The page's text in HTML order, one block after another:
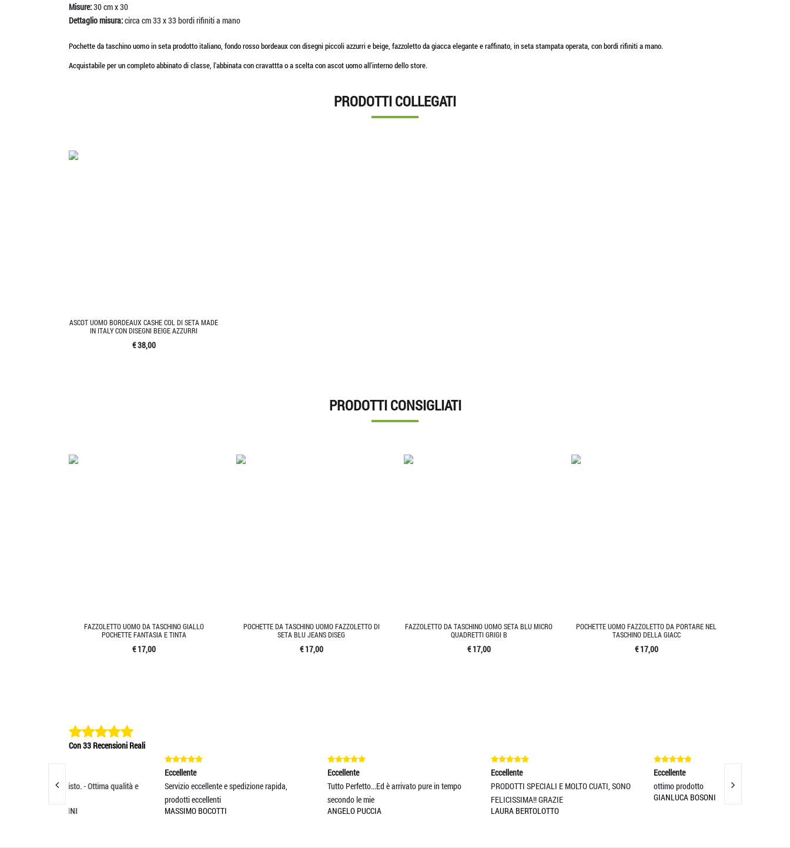
Misure:30 cm x 30
Dettaglio misura:circa cm 33 x 33 bordi rifiniti a mano
Pochette da taschino uomo in seta prodotto italiano, fondo rosso bordeaux con disegni piccoli azzurri e beige, fazzoletto da giacca elegante e raffinato, in seta stampata operata, con bordi rifiniti a mano.
Acquistabile per un completo abbinato di classe, l'abbinata con cravattta o a scelta con ascot uomo all'interno dello store.
PRODOTTI COLLEGATI
ASCOT UOMO BORDEAUX CASHE COL DI SETA MADE
IN ITALY CON DISEGNI BEIGE AZZURRI
€ 38,00
PRODOTTI CONSIGLIATI
FAZZOLETTO UOMO DA TASCHINO GIALLO
POCHETTE FANTASIA E TINTA
€ 17,00
POCHETTE DA TASCHINO UOMO FAZZOLETTO DI
SETA BLU JEANS DISEG
€ 17,00
FAZZOLETTO DA TASCHINO UOMO SETA BLU MICRO
QUADRETTI GRIGI B
€ 17,00
POCHETTE UOMO FAZZOLETTO DA PORTARE NEL
TASCHINO DELLA GIACC
€ 17,00
Con 33 Recensioni Reali
Servizio eccellente e spedizione rapida,
Tutto Perfetto...Ed è arrivato pure in tempo
PRODOTTI SPECIALI E MOLTO CUATI, SONO
ottimo prodotto
Soddisfatto